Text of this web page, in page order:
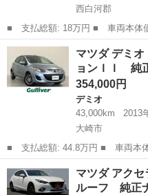
西白河郡
■ 支払総額: 18万円 ■ 車両本体価格： 130,000 円 ■ メーカー
名： マツダ ■ 車種名： ラ
電動格納ミラー ＡＴ ＣＤ エ
枚数：...
福島 西白河郡 その他
マツダ デミ
ョンＩＩ 純
354,000円
デミオ
43,000km
2013
大崎市
■ 支払総額: 44.8万円 ■ 車両本体価格： 354,000 円 ■ メーカー
名： マツダ ■ 車種名： デミ
スマートエディションＩＩ 純正
／Ｂｌｕｅｔ...
宮城 大崎市 デミオ
マツダ アク
ルーフ 純正